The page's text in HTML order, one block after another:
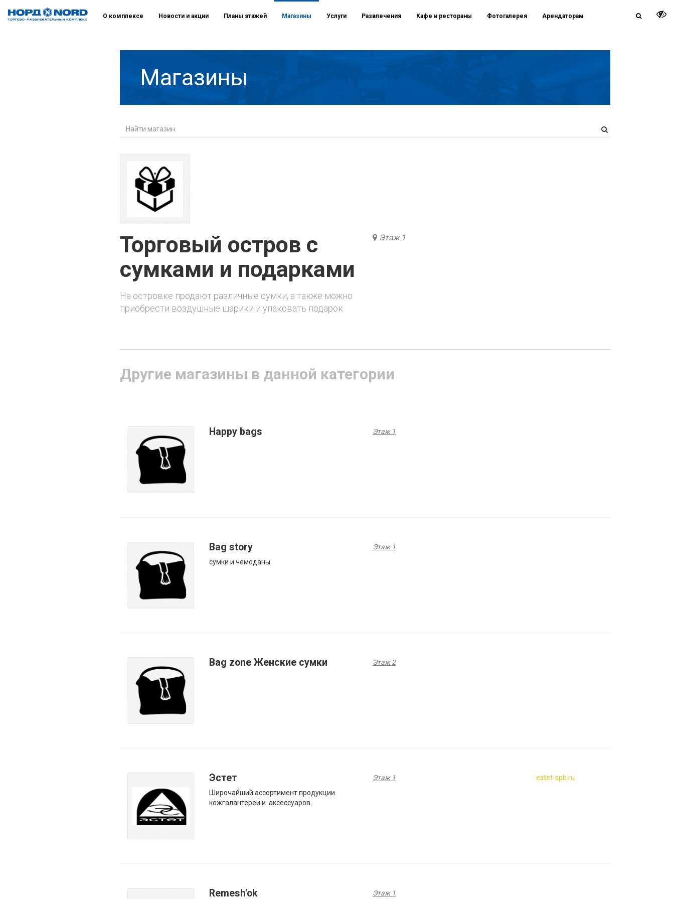
О комплексе Новости и акции Планы этажей Магазины Услуги Развлечения Кафе и рестораны Фотогалерея Арендаторам
Магазины
Торговый остров с
сумками и подарками
На островке продают различные сумки, а также можно
приобрести воздушные шарики и упаковать подарок
Этаж 1
Другие магазины в данной категории
Happy bags Этаж 1
Bag story
сумки и чемоданы
Этаж 1
Bag zone Женские сумки Этаж 2
Эстет
Широчайший ассортимент продукции
кожгалантереи и аксессуаров.
Этаж 1 estet-spb.ru
Remesh'ok Этаж 1